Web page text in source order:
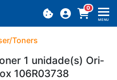
0
MENU
Toners
1 uni­dade(s) Ori­
106R03738